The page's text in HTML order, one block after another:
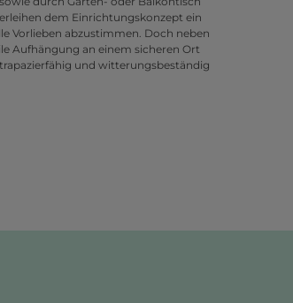
dem Einrichtungskonzept ein
Vorlieben abzustimmen. Doch neben
Aufhängung an einem sicheren Ort
und witterungsbeständig